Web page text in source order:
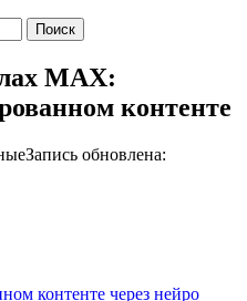
MAX:
контенте
Запись обновлена:
контенте через нейро